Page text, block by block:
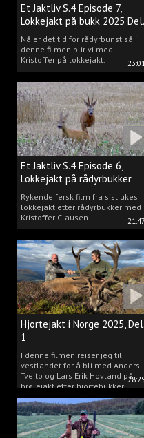
23:01
Et Jaktliv S.4 Episode 7,
Lokkejakt på bukk 2025 Del.
2
Nå er det tid for rådyrbunst så i
denne filmen blir vi med
Kristoffer på lokkejakt.
21:47
Et Jaktliv S.4 Episode 6,
Lokkejakt på rådyrbukker
2025 Del.1
Rykende fersk film fra sist ukes
lokkejakt etter rådyrbukker med
Kristoffer Clausen.
Hjortejakt i Norge 2025, Del.
1
I denne filmen reiser jeg til
vestlandet for å bli med Anders
Tveito og Lars Erik Hovland på
brølejakt etter hjortebukker.